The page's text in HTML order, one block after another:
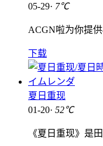
05-29· 7℃
ACGN啦为你提
下载
夏日重现
01-20· 52℃
《夏日重现》是